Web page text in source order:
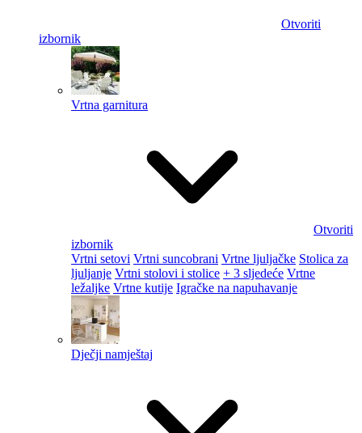
Otvoriti
izbornik
Vrtna garnitura
Otvoriti
izbornik
Vrtni setovi Vrtni suncobrani Vrtne ljuljačke Stolica za
ljuljanje Vrtni stolovi i stolice + 3 sljedeće Vrtne
ležaljke Vrtne kutije Igračke na napuhavanje
Dječji namještaj